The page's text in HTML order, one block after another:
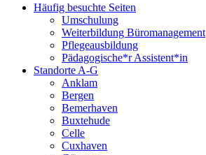
Häufig besuchte Seiten
Umschulung
Weiterbildung Büromanagement
Pflegeausbildung
Pädagogische*r Assistent*in
Standorte A-G
Anklam
Bergen
Bemerhaven
Buxtehude
Celle
Cuxhaven